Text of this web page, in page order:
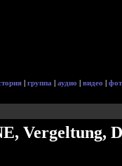
| группа | аудио | видео |
Vergeltung,